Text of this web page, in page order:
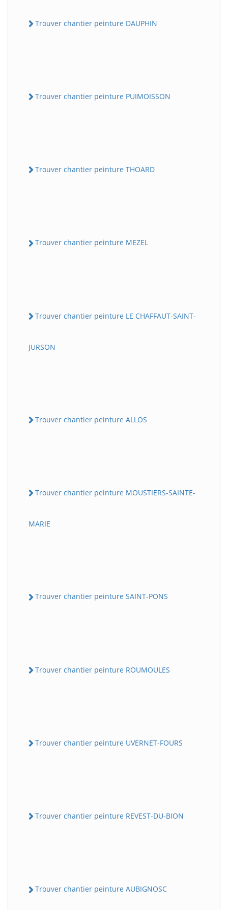
Trouver chantier peinture DAUPHIN
Trouver chantier peinture PUIMOISSON
Trouver chantier peinture THOARD
Trouver chantier peinture MEZEL
Trouver chantier peinture LE CHAFFAUT-SAINT-
JURSON
Trouver chantier peinture ALLOS
Trouver chantier peinture MOUSTIERS-SAINTE-
MARIE
Trouver chantier peinture SAINT-PONS
Trouver chantier peinture ROUMOULES
Trouver chantier peinture UVERNET-FOURS
Trouver chantier peinture REVEST-DU-BION
Trouver chantier peinture AUBIGNOSC